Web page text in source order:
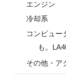
エンジン
冷却系
コンピュー
も。
その他・ア